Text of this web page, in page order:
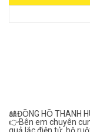
🎎ĐỒNG HỒ THANH
👉Bên em chuyên